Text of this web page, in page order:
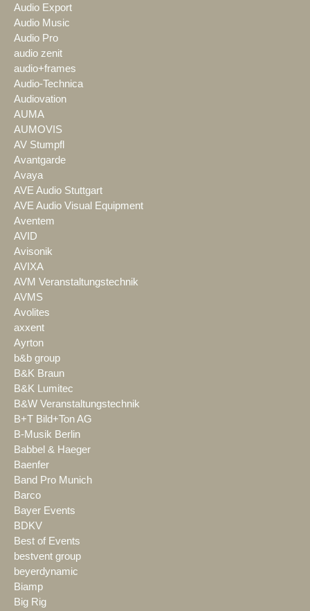
Audio Export
Audio Music
Audio Pro
audio zenit
audio+frames
Audio-Technica
Audiovation
AUMA
AUMOVIS
AV Stumpfl
Avantgarde
Avaya
AVE Audio Stuttgart
AVE Audio Visual Equipment
Aventem
AVID
Avisonik
AVIXA
AVM Veranstaltungstechnik
AVMS
Avolites
axxent
Ayrton
b&b group
B&K Braun
B&K Lumitec
B&W Veranstaltungstechnik
B+T Bild+Ton AG
B-Musik Berlin
Babbel & Haeger
Baenfer
Band Pro Munich
Barco
Bayer Events
BDKV
Best of Events
bestvent group
beyerdynamic
Biamp
Big Rig